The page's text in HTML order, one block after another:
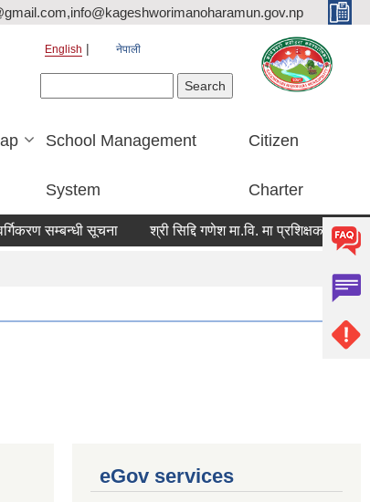
English नेपाली
School Management
System
Citizen
Charter
सम्बन्धी सूचना श्री सिद्दि गणेश मा.वि. मा प्रशिक्षक(बाली
eGov services